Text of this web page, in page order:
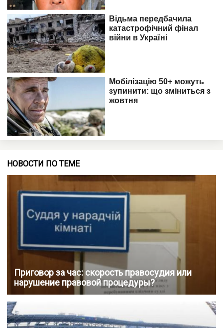
НОВОСТИ ПО ТЕМЕ
Приговор за час: скорость правосудия или
нарушение правовой процедуры?